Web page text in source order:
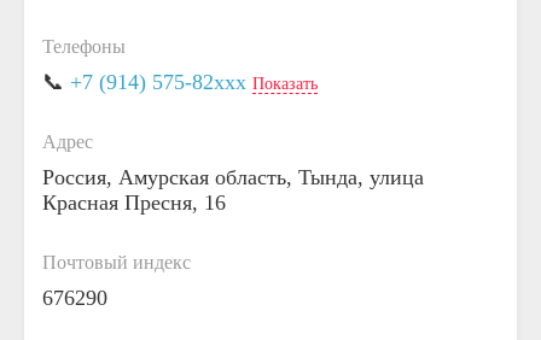
Телефоны
📞 +7 (914) 575-82xxx Показать
Адрес
Россия, Амурская область, Тында, улица
Красная Пресня, 16
Почтовый индекс
676290